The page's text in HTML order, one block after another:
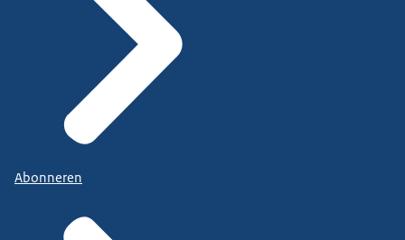
Abonneren